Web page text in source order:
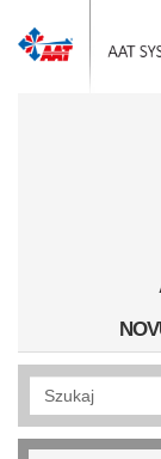
Wyszukiwanie